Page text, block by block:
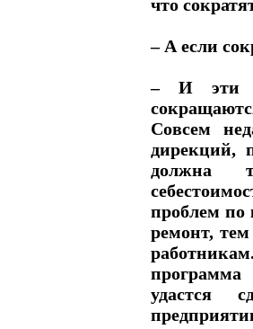
что
– А если
– И эти
Совсем
дирекций,
должна
проблем по
ремонт,
программа
удастся